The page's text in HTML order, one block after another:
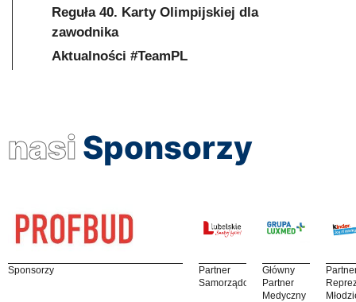
Reguła 40. Karty Olimpijskiej dla
zawodnika
Aktualności #TeamPL
nasi Sponsorzy
Sponsorzy
Partner
Samorządowy
Główny
Partner
Medyczny